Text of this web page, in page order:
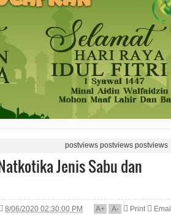
postviewspostviewspostviews
Jenis Sabu dan
8/06/2020 02:30:00 PM A+ A- Print
Email